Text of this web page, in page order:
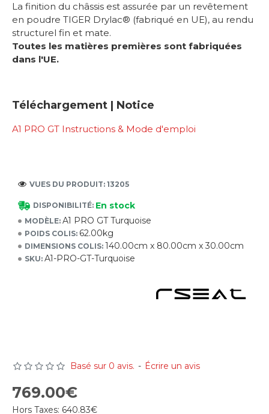
La finition du châssis est assurée par un revêtement
en poudre TIGER Drylac® (fabriqué en UE), au rendu
structurel fin et mate.
Toutes les matières premières sont fabriquées
dans l'UE.
Téléchargement | Notice
A1 PRO GT Instructions & Mode d'emploi
DISPONIBILITÉ: En stock
MODÈLE: A1 PRO GT Turquoise
POIDS COLIS: 62.00kg
DIMENSIONS COLIS: 140.00cm x 80.00cm x 30.00cm
SKU: A1-PRO-GT-Turquoise
VUES DU PRODUIT: 13205
Basé sur 0 avis. - Écrire un avis
769.00€
Hors Taxes: 640.83€